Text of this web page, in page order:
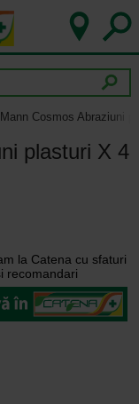
Cosmos Abraziuni
plasturi X 4
la Catena cu sfaturi
recomandari